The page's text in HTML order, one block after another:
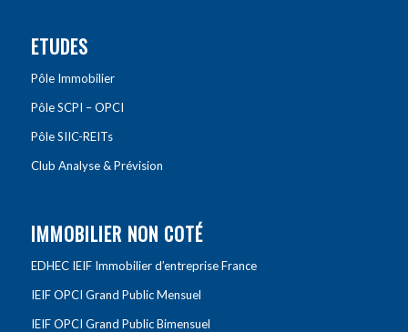
ETUDES
Pôle Immobilier
Pôle SCPI – OPCI
Pôle SIIC-REITs
Club Analyse & Prévision
IMMOBILIER NON COTÉ
EDHEC IEIF Immobilier d’entreprise France
IEIF OPCI Grand Public Mensuel
IEIF OPCI Grand Public Bimensuel